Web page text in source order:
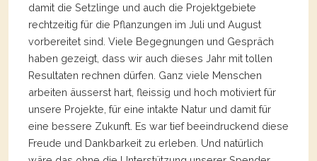
damit die Setzlinge und auch die Projektgebiete
rechtzeitig für die Pflanzungen im Juli und August
vorbereitet sind. Viele Begegnungen und Gespräch
haben gezeigt, dass wir auch dieses Jahr mit tollen
Resultaten rechnen dürfen. Ganz viele Menschen
arbeiten äusserst hart, fleissig und hoch motiviert für
unsere Projekte, für eine intakte Natur und damit für
eine bessere Zukunft. Es war tief beeindruckend diese
Freude und Dankbarkeit zu erleben. Und natürlich